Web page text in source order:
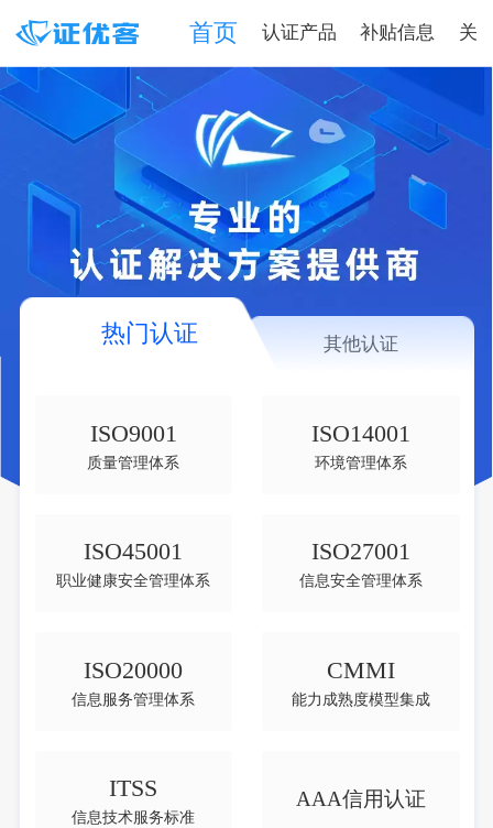
首页 认证产品 补贴信息 关
热门认证 其他认证
ISO9001
质量管理体系
ISO14001
环境管理体系
ISO45001
职业健康安全管理体系
ISO27001
信息安全管理体系
ISO20000
信息服务管理体系
CMMI
能力成熟度模型集成
ITSS
信息技术服务标准
AAA信用认证